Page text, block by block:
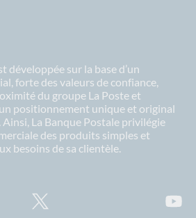
développée sur la base d’un
forte des valeurs de confiance,
du groupe La Poste et
positionnement unique et original
Ainsi, La Banque Postale privilégie
des produits simples et
besoins de sa clientèle.